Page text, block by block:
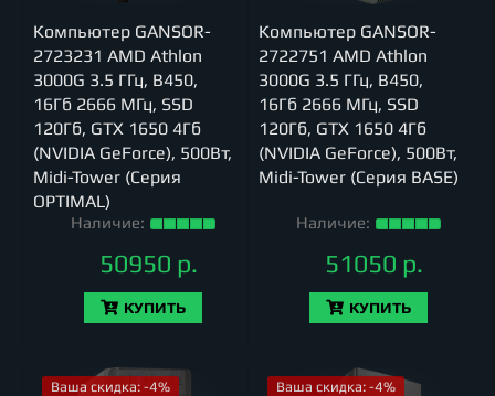
Компьютер GANSOR-
2723231 AMD Athlon
3000G 3.5 ГГц, B450,
16Гб 2666 МГц, SSD
120Гб, GTX 1650 4Гб
(NVIDIA GeForce), 500Вт,
Midi-Tower (Серия
OPTIMAL)
Наличие:
50950 р.
КУПИТЬ
Компьютер GANSOR-
2722751 AMD Athlon
3000G 3.5 ГГц, B450,
16Гб 2666 МГц, SSD
120Гб, GTX 1650 4Гб
(NVIDIA GeForce), 500Вт,
Midi-Tower (Серия BASE)
Наличие:
51050 р.
КУПИТЬ
Ваша скидка: -4% Ваша скидка: -4%